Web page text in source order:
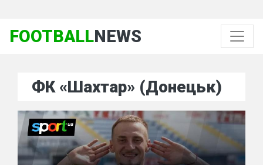
FOOTBALLNEWS
ФК «Шахтар» (Донецьк)